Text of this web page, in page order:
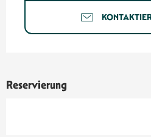
Reservierung